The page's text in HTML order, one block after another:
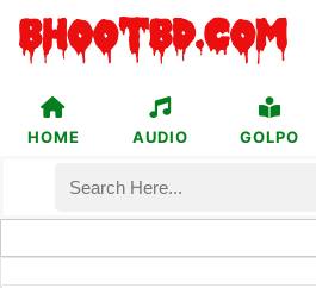
HOME AUDIO GOLPO